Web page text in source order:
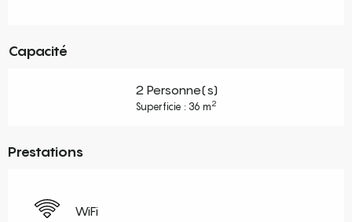
Capacité
2 Personne(s)
Superficie : 36 m2
Prestations
WiFi